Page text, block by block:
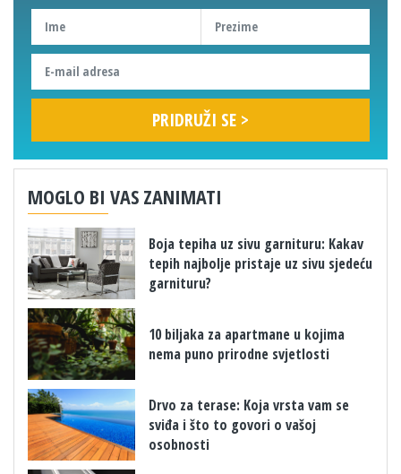
MOGLO BI VAS ZANIMATI
Boja tepiha uz sivu garnituru: Kakav
tepih najbolje pristaje uz sivu sjedeću
garnituru?
10 biljaka za apartmane u kojima
nema puno prirodne svjetlosti
Drvo za terase: Koja vrsta vam se
sviđa i što to govori o vašoj
osobnosti